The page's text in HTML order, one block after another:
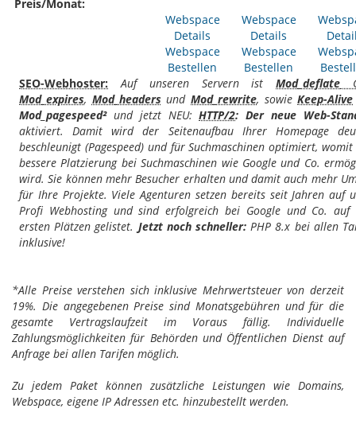
Preis/Monat:
Webspace
Details
Webspace
Bestellen
Webspace
Details
Webspace
Bestellen
SEO-Webhoster: Auf unseren Servern istMod_deflate
Mod_expires, Mod_headersundMod_rewrite, sowieKeep-Alive
Mod_pagespeed²und jetzt NEU:HTTP/2: Der neue Web-
aktiviert. Damit wird der Seitenaufbau Ihrer Homepage
beschleunigt (Pagespeed) und für Suchmaschinen optimiert, womit
bessere Platzierung bei Suchmaschinen wie Google und Co.
wird. Sie können mehr Besucher erhalten und damit auch mehr
für Ihre Projekte. Viele Agenturen setzen bereits seit Jahren auf
Profi Webhosting und sind erfolgreich bei Google und Co. auf
ersten Plätzen gelistet. Jetzt noch schneller: PHP 8.x bei allen
inklusive!
*Alle Preise verstehen sich inklusive Mehrwertsteuer von derzeit
19%. Die angegebenen Preise sind Monatsgebühren und für die
gesamte Vertragslaufzeit im Voraus fällig. Individuelle
Zahlungsmöglichkeiten für Behörden und Öffentlichen Dienst auf
Anfrage bei allen Tarifen möglich.
Zu jedem Paket können zusätzliche Leistungen wie Domains,
Webspace, eigene IP Adressen etc. hinzubestellt werden.